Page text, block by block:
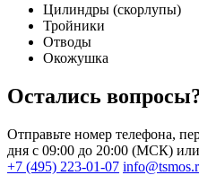
Цилиндры (скорлупы)
Тройники
Отводы
Окожушка
Остались
Отправьте номер телефона,
дня с 09:00 до 20:00 (МСК)
+7 (495) 223-01-07